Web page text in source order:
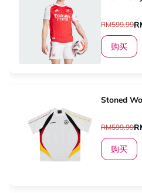
RM599.99
购买
Stoned
RM599.99
购买